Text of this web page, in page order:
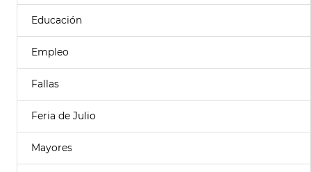
Educación
Empleo
Fallas
Feria de Julio
Mayores